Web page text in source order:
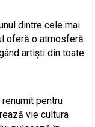
dintre cele mai
oferă o atmosferă
artiști din toate
pentru
vie cultura